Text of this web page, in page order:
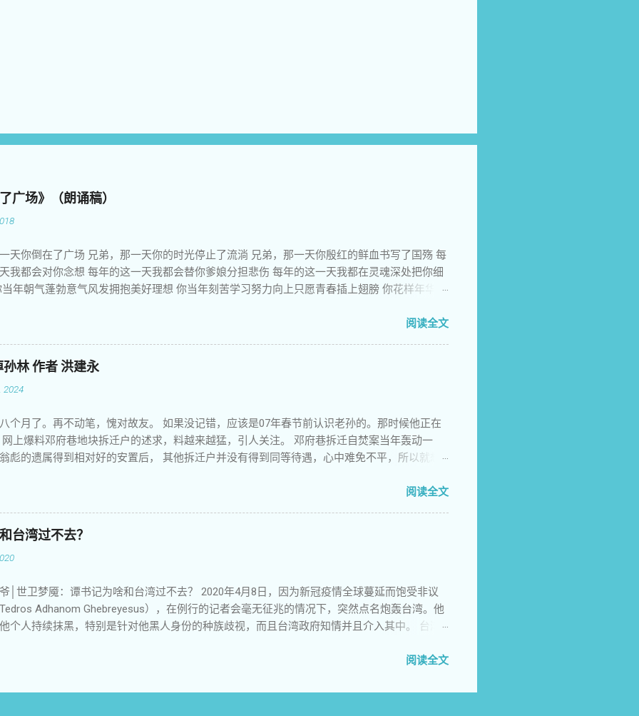
广场》（朗诵稿）
天你倒在了广场 兄弟，那一天你的时光停止了流淌 兄弟，那一天你殷红的鲜血书写了国殇 每
我都会对你念想 每年的这一天我都会替你爹娘分担悲伤 每年的这一天我都在灵魂深处把你细
年朝气蓬勃意气风发拥抱美好理想 你当年刻苦学习努力向上只愿青春插上翅膀 你花样年华激
未竟的事业成了整个民族永久的梦想 你聚集广场绝食请愿希望感动上苍 你热情高歌挥舞标语
于化妆成天使口蜜腹剑舞刀弄枪 机枪和坦克碾压了生命良知正义和人类最后一丝希望 他们害
他们不让说话捂住我们的口腔 他们洗刷血迹毁灭罪证指鹿为马把知情者关入牢房 他们颠倒黑
伪造历史妄想把大屠杀的血案藏进天罗地网 兄弟，今天是敏感日我依旧热血沸腾走向刽子手
来看你了，你长眠大地睡得是否安详？ 你的身躯和大地融为一体年年岁岁披上春天的新妆 你
国化作一身日日月月诉说这一代人的英勇和悲壮 你的名字在夜晚闪耀在天空回响在时空飘荡
代代的目光 作者：江南剑客，西元2018年06月03日于美国 纽约， 纪念1989年64大屠杀29周
阅读全文
林 作者 洪建永
2024
个月了。再不动笔，愧对故友。 如果没记错，应该是07年春节前认识老孙的。那时候他正在
上爆料邓府巷地块拆迁户的述求，料越来越猛，引人关注。 邓府巷拆迁自焚案当年轰动一
彪的遗属得到相对好的安置后， 其他拆迁户并没有得到同等待遇，心中难免不平，所以就想
声，于是老孙就源源 不断在博讯上爆料，一时风头无二。记得那时博讯网上另有一位政 文也
。他们没想到， 老孙直接把现场视频挂上了网，这下子事情闹大了。我大约就是 那时候联系
非是想提醒他悠着点。那时候好像还没有微 信，我记得是发短信给他的，因为他在网上留了
没想到 他很快回复，并且热情邀请我去他那里做客。我们离得并不远，我 也想见识一下这位
了一瓶苏酒。那时 候他的大排档还没关张，他让楼下抄了几个菜端上来，俨然把我当 成贵
老孙的待客之道，多年以后，我对此有了更加深刻 的认识。老孙那时候的老婆还是何方，他
抽烟给我较深 印象。老孙那时抽“一品梅”，我打趣说这烟最好别抽，没想到一 语成谶。老孙
得出，老孙那时候的生活状态和水准还是相当可以的，难怪他有点 睥睨一切的样子，只是那
阅读全文
台湾过不去？
│世卫梦魇：谭书记为啥和台湾过不去？ 2020年4月8日，因为新冠疫情全球蔓延而饱受非议
Adhanom Ghebreyesus），在例行的记者会毫无征兆的情况下，突然点名炮轰台湾。他
个人持续抹黑，特别是针对他黑人身份的种族歧视，而且台湾政府知情并且介入其中。 台湾
塞德，一场意想不到的撕逼大战就此展开。 一 点燃这场猝不及防的撕逼大战导火索的，正是
（China Centric）进行防疫，传递错误信息导致疫情全球蔓延，并直接威胁要暂停对其提供资
阅读全文